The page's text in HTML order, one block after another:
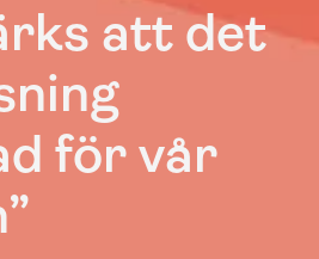
att det
för vår
”